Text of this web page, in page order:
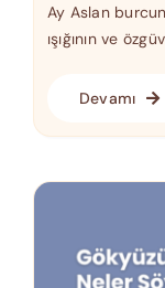
Ay Aslan
ışığının ve
Devamı